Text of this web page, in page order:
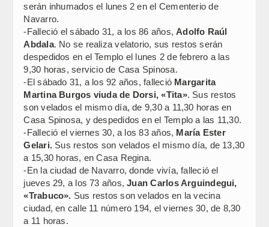
serán inhumados el lunes 2 en el Cementerio de
Navarro.
-Falleció el sábado 31, a los 86 años,Adolfo Raúl
Abdala. No se realiza velatorio, sus restos serán
despedidos en el Templo el lunes 2 de febrero a las
9,30 horas, servicio de Casa Spinosa.
-El sábado 31, a los 92 años, falleció Margarita
Martina Burgos viuda de Dorsi, «Tita». Sus restos
son velados el mismo día, de 9,30 a 11,30 horas en
Casa Spinosa, y despedidos en el Templo a las 11,30.
-Falleció el viernes 30, a los 83 años, María Ester
Gelari.Sus restos son velados el mismo día, de 13,30
a 15,30 horas, en Casa Regina.
-En la ciudad de Navarro, donde vivía, falleció el
jueves 29, a los 73 años,Juan Carlos Arguindegui,
«Trabuco». Sus restos son velados en la vecina
ciudad, en calle 11 número 194, el viernes 30, de 8,30
a 11 horas.